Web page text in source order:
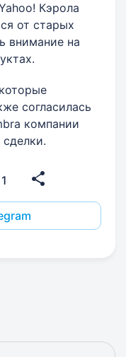
Кэрола
от старых
внимание на
согласилась
компании
1